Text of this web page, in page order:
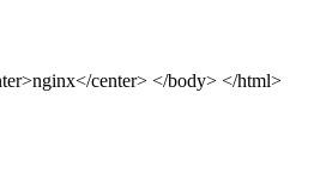
center> </body> </html>